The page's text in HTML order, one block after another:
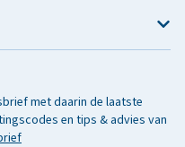
met daarin de laatste
en tips & advies van